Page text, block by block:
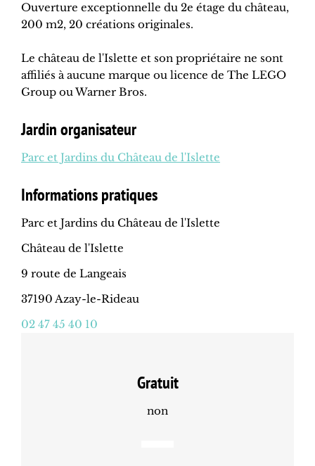
Ouverture exceptionnelle du 2e étage du château,
200 m2, 20 créations originales.
Le château de l'Islette et son propriétaire ne sont
affiliés à aucune marque ou licence de The LEGO
Group ou Warner Bros.
Jardin organisateur
Parc et Jardins du Château de l'Islette
Informations pratiques
Parc et Jardins du Château de l'Islette
Château de l'Islette
9 route de Langeais
37190 Azay-le-Rideau
02 47 45 40 10
Gratuit
non